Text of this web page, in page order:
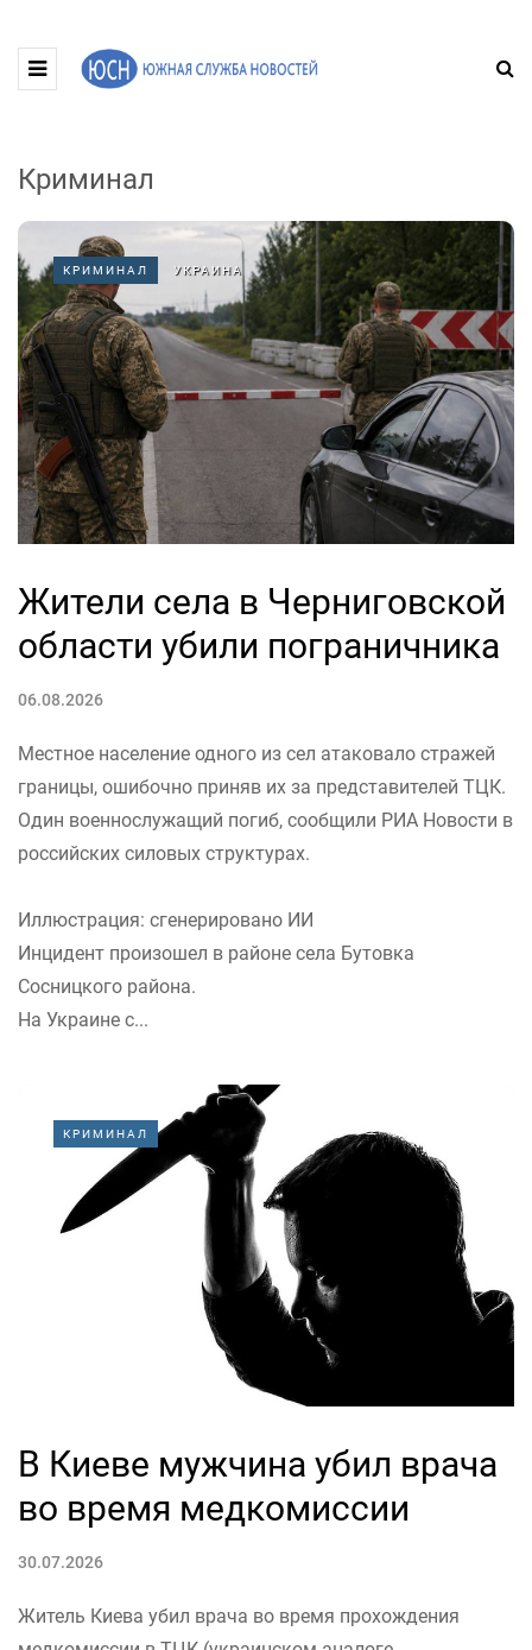
Криминал
КРИМИНАЛ УКРАИНА
Жители села в Черниговской
области убили пограничника
06.08.2026
Местное население одного из сел атаковало стражей
границы, ошибочно приняв их за представителей ТЦК.
Один военнослужащий погиб, сообщили РИА Новости в
российских силовых структурах.
Иллюстрация: сгенерировано ИИ
Инцидент произошел в районе села Бутовка
Сосницкого района.
На Украине с...
КРИМИНАЛ
В Киеве мужчина убил врача
во время медкомиссии
30.07.2026
Житель Киева убил врача во время прохождения